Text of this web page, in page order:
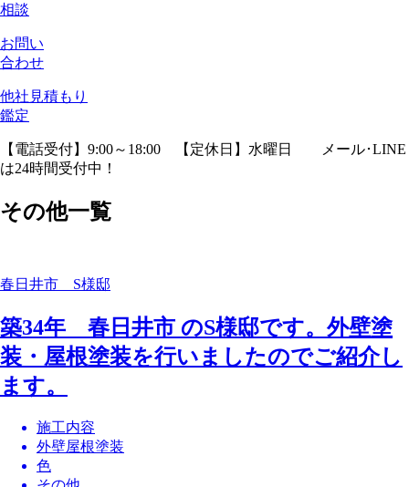
相談
お問い
合わせ
他社見積もり
鑑定
【電話受付】9:00～18:00 【定休日】水曜日
メール･LINE
は24時間受付中！
その他一覧
春日井市 S様邸
築34年 春日井市 のS様邸です。外壁塗
装・屋根塗装を行いましたのでご紹介し
ます。
施工内容
外壁屋根塗装
色